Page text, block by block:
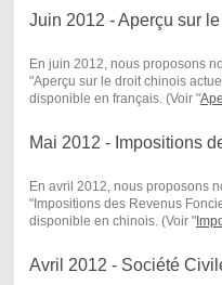
Juin 2012 - Aperçu sur
En juin 2012, nous proposons
"Aperçu sur le droit chinois
disponible en français. (Voir "
Mai 2012 - Impositions
En avril 2012, nous proposons
"Impositions des Revenus
disponible en chinois. (Voir "
Avril 2012 - Société